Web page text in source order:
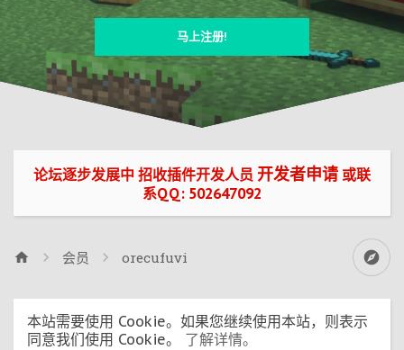
马上注册!
论坛逐步发展中 招收插件开发人员 开发者申请 或联
系QQ: 502647092
会员 orecufuvi
本站需要使用 Cookie。如果您继续使用本站，则表示
同意我们使用 Cookie。 了解详情。